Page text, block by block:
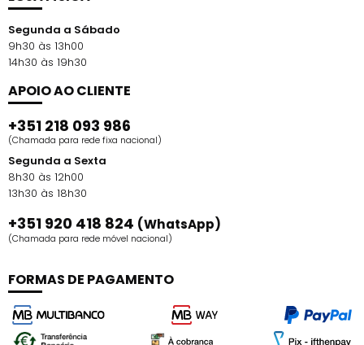
Segunda a Sábado
9h30 às 13h00
14h30 às 19h30
APOIO AO CLIENTE
+351 218 093 986
(Chamada para rede fixa nacional)
Segunda a Sexta
8h30 às 12h00
13h30 às 18h30
+351 920 418 824 (WhatsApp)
(Chamada para rede móvel nacional)
FORMAS DE PAGAMENTO